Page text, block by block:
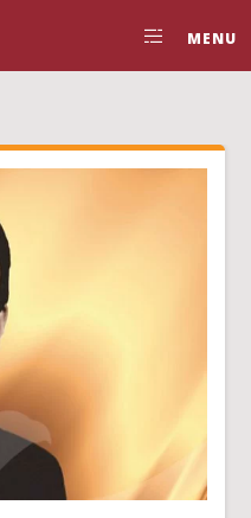
MENU